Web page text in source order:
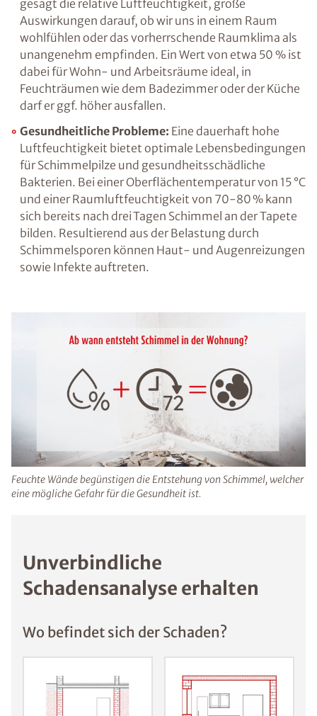
Fäulnis und Korrosion, da Feuchtigkeit nicht
nur das Wachstum von Schimmelpilzen,
sondern auch die Verbreitung von Sporen
begünstigt.
Gestörtes Raumklima:Abgesehen von der
Temperatur hat auch die Luftfeuchtigkeit,
große Auswirkungen darauf, ob wir uns in
einem Raum wohlfühlen oder das
vorherrschende Raumklima als unangenehm
empfinden. Ein Wert von etwa 50 % ist dabei
für Wohn- und Arbeitsräume ideal, in
Feuchträumen wie dem Badezimmer oder der
Küche darf er ggf. höher ausfallen.
Gesundheitliche Probleme:
gesundheitsschädliche Bakterien. Bei einer
Oberflächentemperatur von 15 °C und einer
Raumluftfeuchtigkeit von 70-80 % kann sich
bereits nach drei Tagen Schimmel an der
Tapete bilden. Resultierend aus der Belastung
durch Schimmelsporen können Haut- und
Augenreizungen sowie Infekte auftreten.
welcher eine mögliche Gefahr für die Gesundheit ist.
Unverbindliche